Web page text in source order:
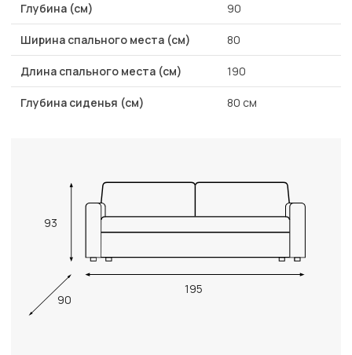
Глубина (см) 90
Ширина спального места (см) 80
Длина спального места (см) 190
Глубина сиденья (см) 80 см
93
195
90